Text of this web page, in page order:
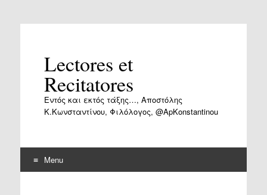
Lectores et
Recitatores
Εντός και εκτός τάξης…, Αποστόλης
Κ.Κωνσταντίνου, Φιλόλογος, @ApKonstantinou
Menu